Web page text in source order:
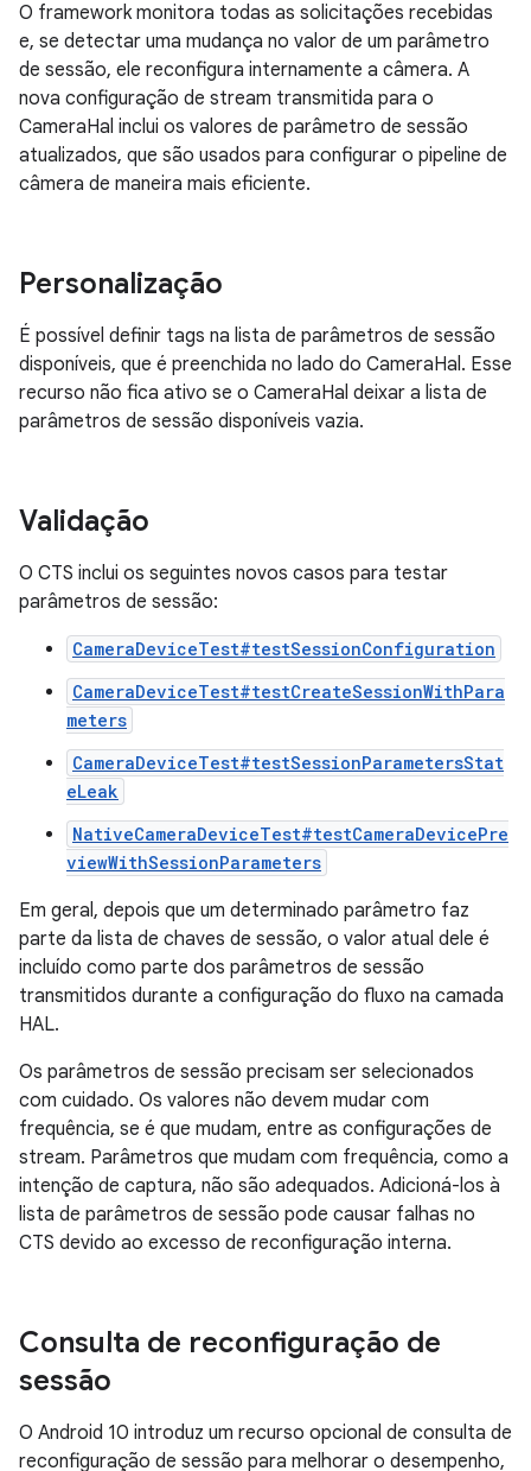
O framework monitora todas as solicitações recebidas
e, se detectar uma mudança no valor de um parâmetro
de sessão, ele reconfigura internamente a câmera. A
nova configuração de stream transmitida para o
CameraHal inclui os valores de parâmetro de sessão
atualizados, que são usados para configurar o pipeline de
câmera de maneira mais eficiente.
Personalização
É possível definir tags na lista de parâmetros de sessão
disponíveis, que é preenchida no lado do CameraHal. Esse
recurso não fica ativo se o CameraHal deixar a lista de
parâmetros de sessão disponíveis vazia.
Validação
O CTS inclui os seguintes novos casos para testar
parâmetros de sessão:
CameraDeviceTest#testSessionConfiguration
CameraDeviceTest#testCreateSessionWithPara
meters
CameraDeviceTest#testSessionParametersStat
eLeak
NativeCameraDeviceTest#testCameraDevicePre
viewWithSessionParameters
Em geral, depois que um determinado parâmetro faz
parte da lista de chaves de sessão, o valor atual dele é
incluído como parte dos parâmetros de sessão
transmitidos durante a configuração do fluxo na camada
HAL.
Os parâmetros de sessão precisam ser selecionados
com cuidado. Os valores não devem mudar com
frequência, se é que mudam, entre as configurações de
stream. Parâmetros que mudam com frequência, como a
intenção de captura, não são adequados. Adicioná-los à
lista de parâmetros de sessão pode causar falhas no
CTS devido ao excesso de reconfiguração interna.
Consulta de reconfiguração de
sessão
O Android 10 introduz um recurso opcional de consulta de
reconfiguração de sessão para melhorar o desempenho,